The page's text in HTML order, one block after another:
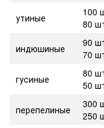
утиные
100
80
индюшиные
90
70
гусиные
80
50
перепелиные
300
250